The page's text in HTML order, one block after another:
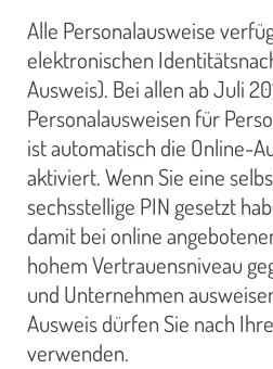
Alle Personalausweise
elektronischen
Ausweis). Bei allen ab Juli
Personalausweisen für
ist automatisch die Online-
aktiviert. Wenn Sie eine
sechsstellige PIN gesetzt
damit bei online
hohem Vertrauensniveau
und Unternehmen
Ausweis dürfen Sie nach
verwenden.